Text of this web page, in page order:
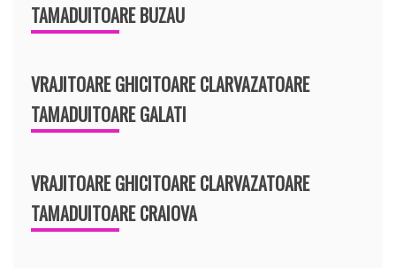
TAMADUITOARE BUZAU
VRAJITOARE GHICITOARE CLARVAZATOARE
TAMADUITOARE GALATI
VRAJITOARE GHICITOARE CLARVAZATOARE
TAMADUITOARE CRAIOVA